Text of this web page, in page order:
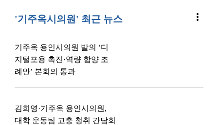
'기주옥시의원' 최근 뉴스 more_vert
기주옥 용인시의원 발의 ‘디
지털포용 촉진·역량 함양 조
례안’ 본회의 통과
김희영·기주옥 용인시의원,
대학 운동팀 고충 청취 간담회